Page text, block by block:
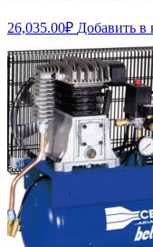
26,035.00₽ Добавить в